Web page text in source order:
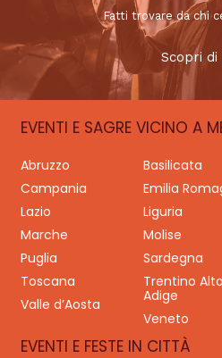
Fatti trovare da chi
Scopri di
EVENTI E SAGRE VICINO A
Abruzzo Basilicata
Campania
Emilia
Lazio
Liguria
Marche
Molise
Puglia
Sardegna
Toscana
Trentino Alto
Adige
Valle d’Aosta
Veneto
EVENTI E FESTE IN CITTÀ